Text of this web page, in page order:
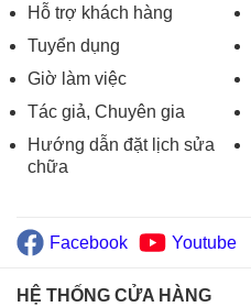
Hỗ trợ khách hàng
Tuyển dụng
Giờ làm việc
Tác giả, Chuyên gia
Hướng dẫn đặt lịch sửa
chữa
Facebook Youtube
HỆ THỐNG CỬA HÀNG